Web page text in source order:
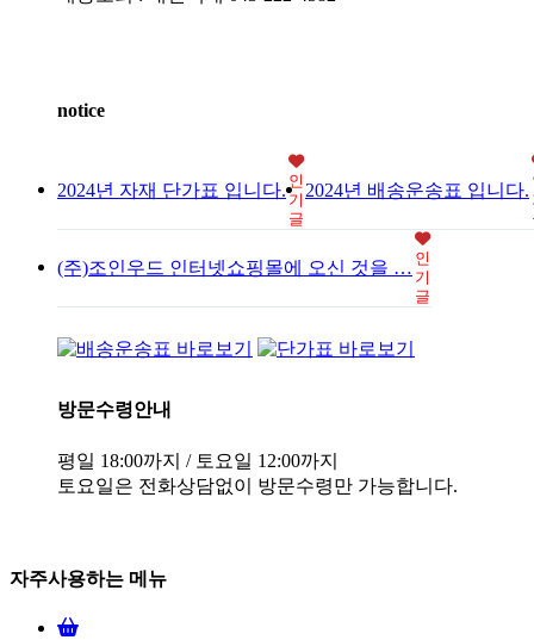
notice
2024년 자재 단가표 입니다. 인
기
글
2024년 배송운송표 입니다.
(주)조인우드 인터넷쇼핑몰에 오신 것을 … 인
기
글
방문수령안내
평일 18:00까지 / 토요일 12:00까지
토요일은 전화상담없이 방문수령만 가능합니다.
자주사용하는 메뉴